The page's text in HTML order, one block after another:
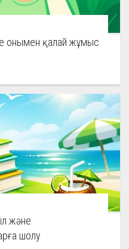
онымен қалай жұмыс
және
шолу